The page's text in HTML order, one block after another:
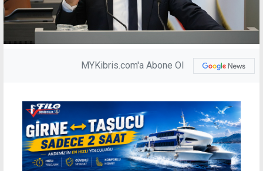
MYKibris.com'a Abone Ol